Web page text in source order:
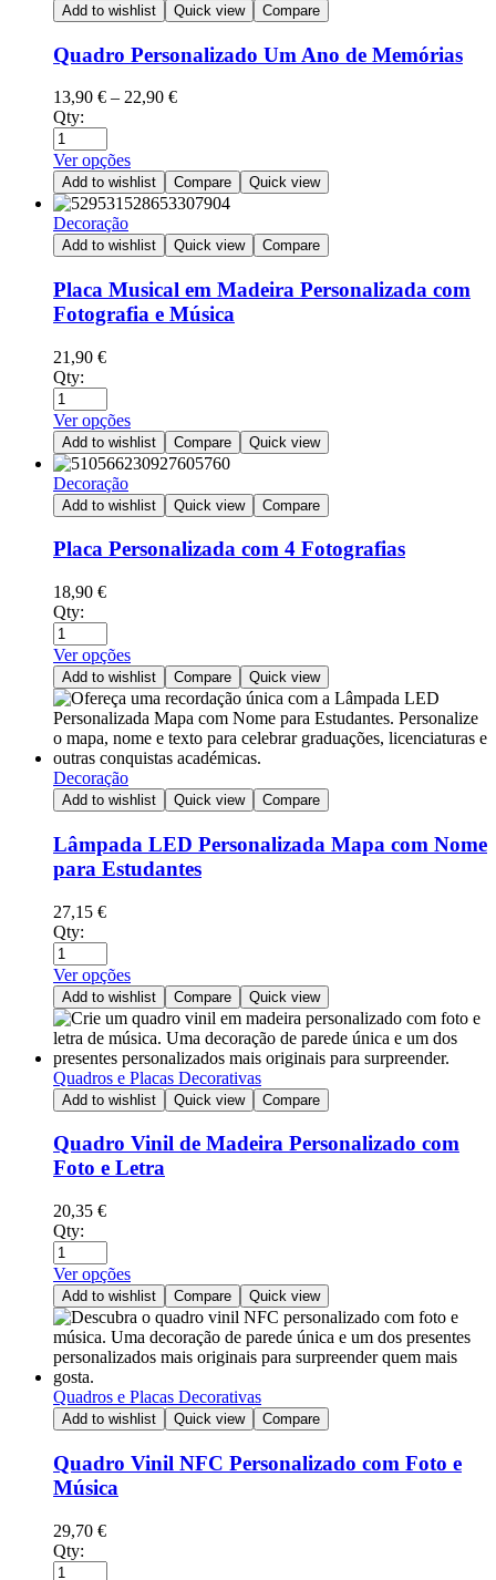
Add to wishlist Quick view Compare
Quadro Personalizado Um Ano de Memórias
13,90 € – 22,90 €
Qty:
Ver opções
Add to wishlist Compare Quick view
Decoração
Add to wishlist Quick view Compare
Placa Musical em Madeira Personalizada com
Fotografia e Música
21,90 €
Qty:
Ver opções
Add to wishlist Compare Quick view
Decoração
Add to wishlist Quick view Compare
Placa Personalizada com 4 Fotografias
18,90 €
Qty:
Ver opções
Add to wishlist Compare Quick view
Decoração
Add to wishlist Quick view Compare
Lâmpada LED Personalizada Mapa com Nome
para Estudantes
27,15 €
Qty:
Ver opções
Add to wishlist Compare Quick view
Quadros e Placas Decorativas
Add to wishlist Quick view Compare
Quadro Vinil de Madeira Personalizado com
Foto e Letra
20,35 €
Qty:
Ver opções
Add to wishlist Compare Quick view
Quadros e Placas Decorativas
Add to wishlist Quick view Compare
Quadro Vinil NFC Personalizado com Foto e
Música
29,70 €
Qty: